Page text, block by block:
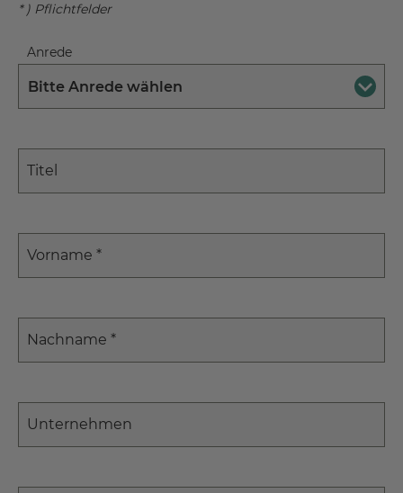
* ) Pflichtfelder
Bitte Anrede wählen
Anrede
Titel
Vorname *
Nachname *
Unternehmen